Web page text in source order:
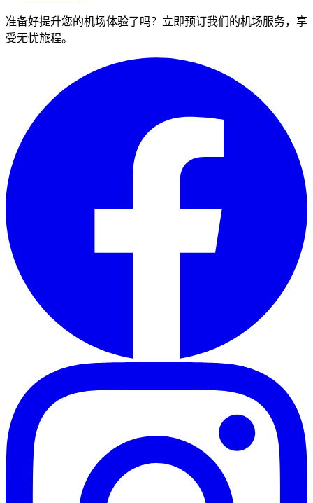
准备好提升您的机场体验了吗？立即预订我们的机场服务，享
受无忧旅程。